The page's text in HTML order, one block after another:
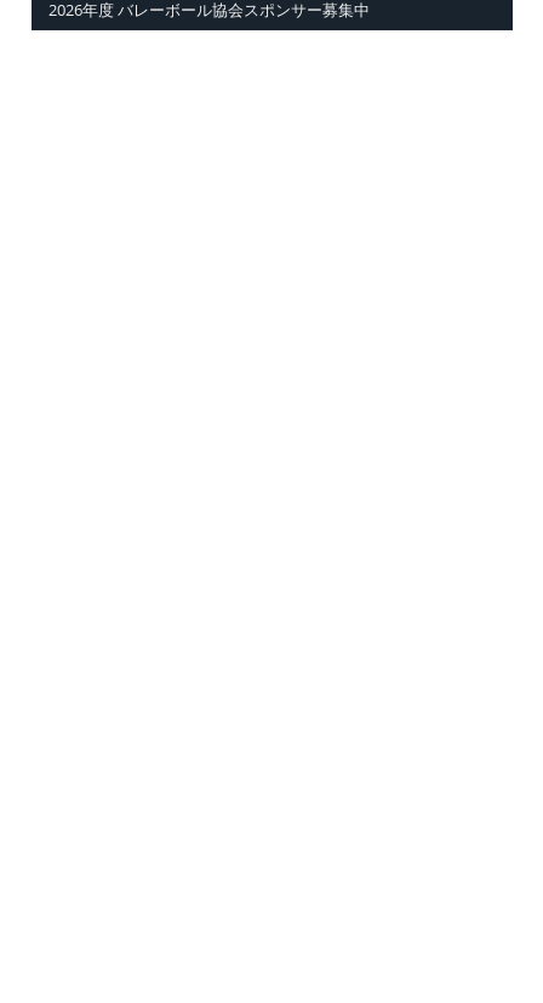
2026年度 バレーボール協会スポンサー募集中